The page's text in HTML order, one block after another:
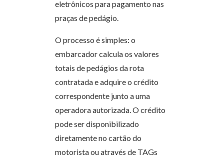
eletrônicos para pagamento nas
praças de pedágio.
O processo é simples: o
embarcador calcula os valores
totais de pedágios da rota
contratada e adquire o crédito
correspondente junto a uma
operadora autorizada. O crédito
pode ser disponibilizado
diretamente no cartão do
motorista ou através de TAGs